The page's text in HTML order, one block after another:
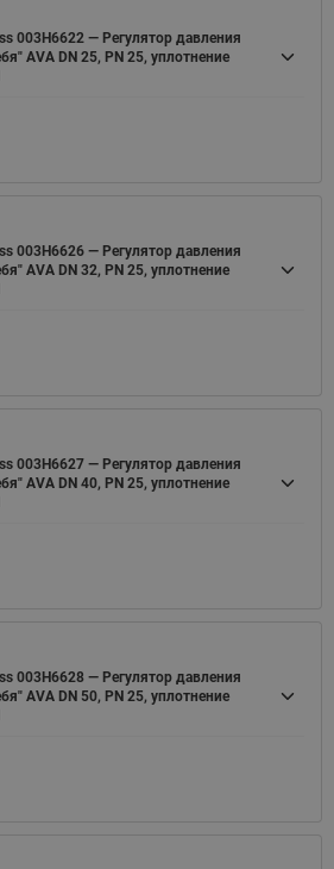
003H6622 — Регулятор давления
AVA DN 25, PN 25, уплотнение
003H6626 — Регулятор давления
AVA DN 32, PN 25, уплотнение
003H6627 — Регулятор давления
AVA DN 40, PN 25, уплотнение
003H6628 — Регулятор давления
AVA DN 50, PN 25, уплотнение